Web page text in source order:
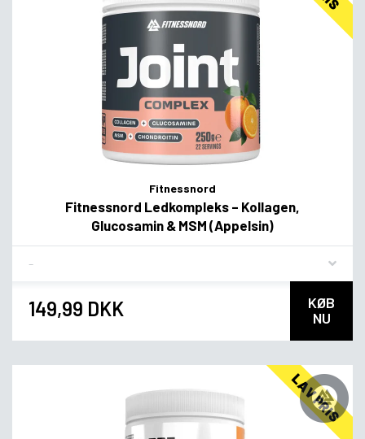
Fitnessnord
Fitnessnord Ledkompleks – Kollagen,
Glucosamin & MSM (Appelsin)
149,99 DKK
KØB
NU
LAV PRIS